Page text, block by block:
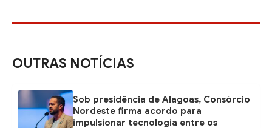
OUTRAS NOTÍCIAS
Sob presidência de Alagoas, Consórcio
Nordeste firma acordo para
impulsionar tecnologia entre os